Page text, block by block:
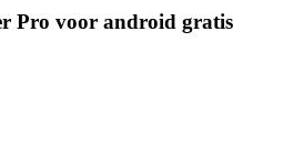
Pro voor android gratis